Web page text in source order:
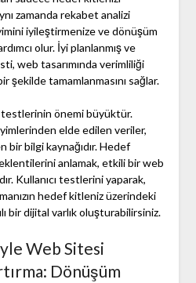
zamanda rekabet analizi
iyileştirmenize ve dönüşüm
olur. İyi planlanmış ve
web tasarımında verimliliği
şekilde tamamlanmasını sağlar.
testlerinin önemi büyüktür.
elde edilen veriler,
bir bilgi kaynağıdır. Hedef
anlamak, etkili bir web
Kullanıcı testlerini yaparak,
hedef kitleniz üzerindeki
bir dijital varlık oluşturabilirsiniz.
Web Sitesi
Dönüşüm